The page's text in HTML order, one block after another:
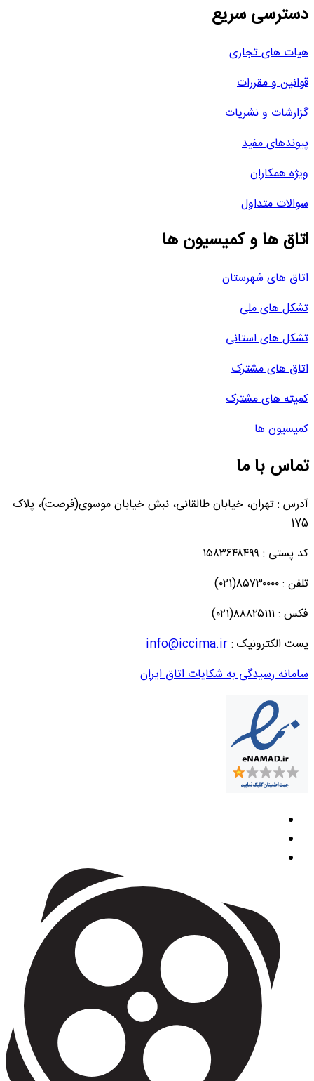
دسترسی سریع
هیات های تجاری
قوانین و مقررات
گزارشات و نشریات
پیوندهای مفید
ویژه همکاران
سوالات متداول
اتاق ها و کمیسیون ها
اتاق های شهرستان
تشکل های ملی
تشکل های استانی
اتاق های مشترک
کمیته های مشترک
کمیسیون ها
تماس با ما
آدرس : تهران، خیابان طالقانی، نبش خیابان موسوی(فرصت)، پلاک
175
کد پستی : ۱۵۸۳۶۴۸۴۹۹
تلفن : ۸۵۷۳۰۰۰۰(۰۲۱)
فکس : ۸۸۸۲۵۱۱۱(۰۲۱)
پست الکترونیک :info@iccima.ir
سامانه رسیدگی به شکایات اتاق ایران